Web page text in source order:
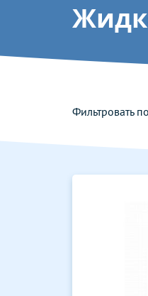
Фильтровать